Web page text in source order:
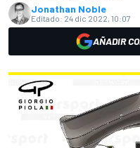
Jonathan Noble
Editado: 24 dic 2022, 10:07
AÑADIR